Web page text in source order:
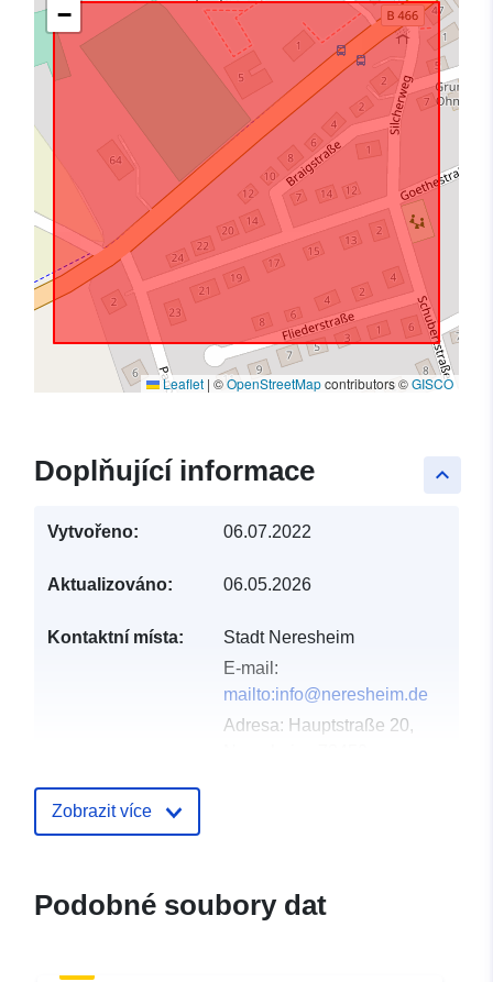
−
Leaflet | ©OpenStreetMapcontributors ©GISCO
keyboard_arrow_up
Doplňující informace
Vytvořeno: 06.07.2022
Aktualizováno: 06.05.2026
Kontaktní místa:
Stadt Neresheim
E-mail:
mailto:info@neresheim.de
Adresa: Hauptstraße 20,
Katalogový
záznam:
Přidáno do data.europa.eu:
21 February 2026
Zobrazit více
Podobné soubory dat